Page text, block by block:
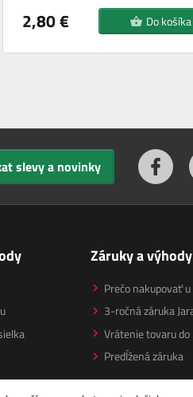
2,80 € Do košíka
slevy a novinky
Záruky a výhody
Prečo nakupovať
3-ročná záruka
Vrátenie tovaru
Predĺžená záruka